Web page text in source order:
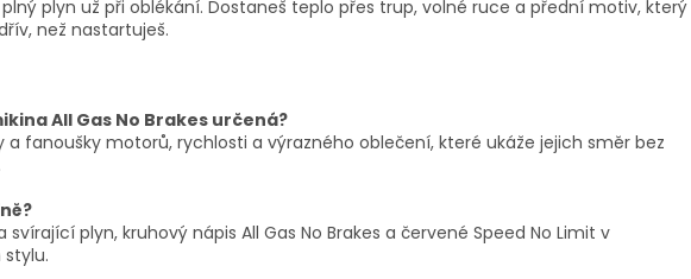
plyn už při oblékání. Dostaneš teplo přes trup, volné ruce a přední motiv, který
než nastartuješ.
All Gas No Brakes určená?
a fanoušky motorů, rychlosti a výrazného oblečení, které ukáže jejich směr bez
svírající plyn, kruhový nápis All Gas No Brakes a červené Speed No Limit v